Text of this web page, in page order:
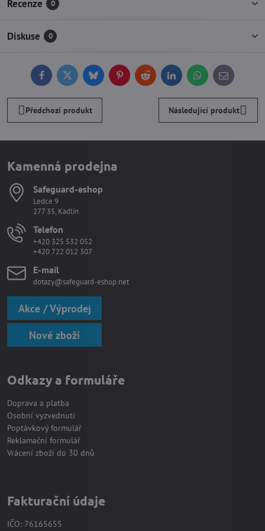
Recenze 0
Diskuse 0
FacebookTwitterBlueskyPinterestReddit LinkedInWhatsApp
E-
mail
Předchozí produkt Následující produkt
Kamenná prodejna
Safeguard-eshop
Ledce 9
277 35, Kadlín
Telefon
+420 325 532 052
+420 722 012 307
E-mail
dotazy@safeguard-eshop.net
Akce / Výprodej
Nové zboží
Odkazy a formuláře
Doprava a platba
Osobní vyzvednutí
Poptávkový formulář
Reklamační formulář
Vrácení zboží do 30 dnů
Fakturační údaje
IČO: 76165655